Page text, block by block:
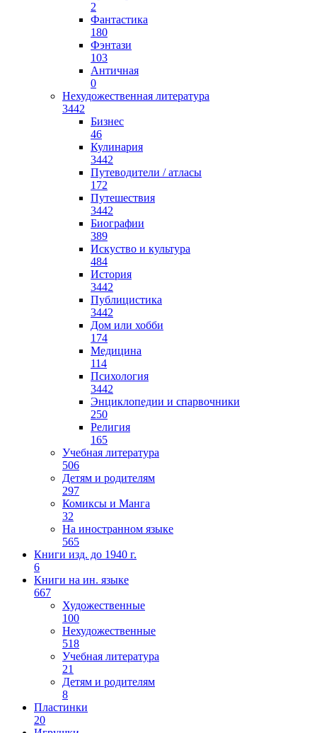
2
Фантастика
180
Фэнтази
103
Античная
0
Нехудожественная литература
3442
Бизнес
46
Кулинария
3442
Путеводители / атласы
172
Путешествия
3442
Биографии
389
Искуство и культура
484
История
3442
Публицистика
3442
Дом или хобби
174
Медицина
114
Психология
3442
Энциклопедии и спарвочники
250
Религия
165
Учебная литература
506
Детям и родителям
297
Комиксы и Манга
32
На иностранном языке
565
Книги изд. до 1940 г.
6
Книги на ин. языке
667
Художественные
100
Нехудожественные
518
Учебная литература
21
Детям и родителям
8
Пластинки
20